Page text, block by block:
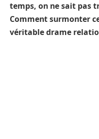
temps, on ne sait pas
Comment surmonter
véritable drame